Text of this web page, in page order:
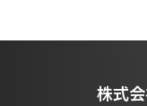
株式